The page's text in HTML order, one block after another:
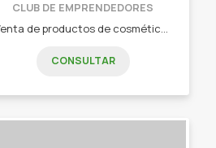
CLUB DE EMPRENDEDORES
Venta de productos de cosmética Natura y Arbell. Perfumes, jabones, shampoo, cremas de manos, cremas corporales, body Splash y mucho mas!
CONSULTAR